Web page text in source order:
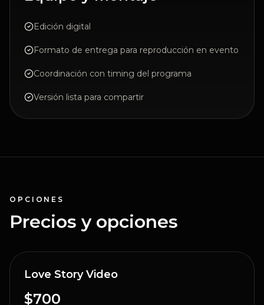
Edición digital
Formato de entrega para reproducción en evento
Coordinación con timing del programa
Versión lista para compartir
OPCIONES
Precios y opciones
Love Story Video
$700